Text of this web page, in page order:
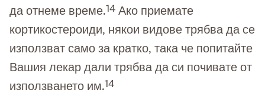
да отнеме време.14 Ако приемате
кортикостероиди, някои видове трябва да се
използват само за кратко, така че попитайте
Вашия лекар дали трябва да си почивате от
използването им.14